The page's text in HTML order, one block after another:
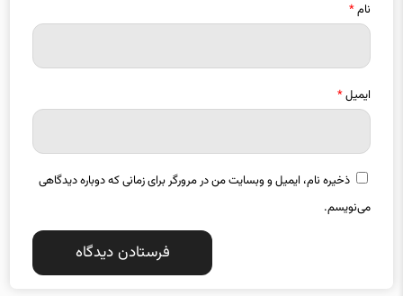
نام*
ایمیل*
ذخیره نام، ایمیل و وبسایت من در مرورگر برای زمانی که دوباره دیدگاهی
می‌نویسم.